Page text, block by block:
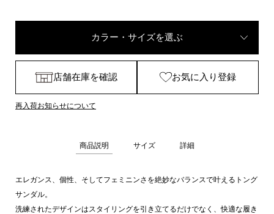
カラー・サイズを選ぶ
店舗在庫を確認 お気に入り登録
再入荷お知らせについて
商品説明 サイズ 詳細
エレガンス、個性、そしてフェミニンさを絶妙なバランスで叶えるトング
サンダル。
洗練されたデザインはスタイリングを引き立てるだけでなく、快適な履き